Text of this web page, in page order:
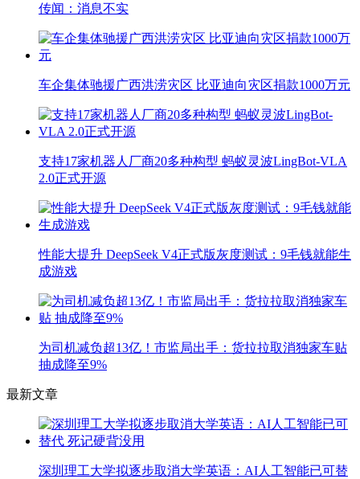
传闻：消息不实
车企集体驰援广西洪涝灾区 比亚迪向灾区捐款1000万元
支持17家机器人厂商20多种构型 蚂蚁灵波LingBot-VLA
2.0正式开源
性能大提升 DeepSeek V4正式版灰度测试：9毛钱就能生
成游戏
为司机减负超13亿！市监局出手：货拉拉取消独家车贴
抽成降至9%
最新文章
深圳理工大学拟逐步取消大学英语：AI人工智能已可替